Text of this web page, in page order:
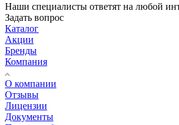
Наши специалисты ответят на любой
Задать вопрос
Каталог
Акции
Бренды
Компания
О компании
Отзывы
Лицензии
Документы